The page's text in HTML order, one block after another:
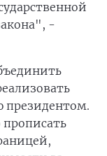
-
президентом.
прописать